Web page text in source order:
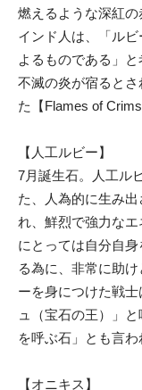
燃えるような深紅
インド人は、「ル
よるものである」
不滅の炎が宿ると
た【Flames of
【人工ルビー】
7月誕生石。人工ル
た、人為的に生み
れ、鮮烈で強力な
にとっては自分自
る為に、非常に助
ーを身につけた戦
ュ（宝石の王）」
を呼ぶ石」とも言わ
【オニキス】